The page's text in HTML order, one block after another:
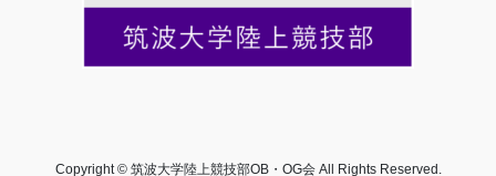
Copyright © 筑波大学陸上競技部OB・OG会 All Rights Reserved.